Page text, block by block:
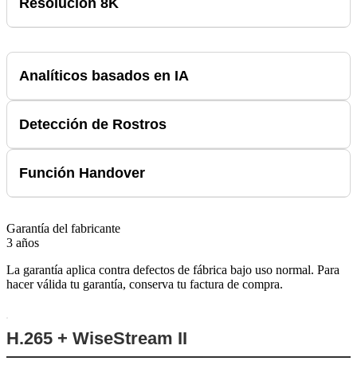
Analíticos basados en IA
Detección de Rostros
Función Handover
Garantía del fabricante
3 años
La garantía aplica contra defectos de fábrica bajo uso normal. Para
hacer válida tu garantía, conserva tu factura de compra.
H.265 + WiseStream II